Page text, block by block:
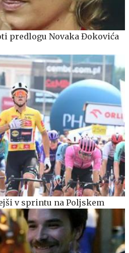
predlogu Novaka Đokovića
v sprintu na Poljskem